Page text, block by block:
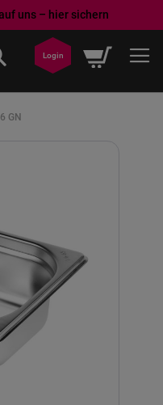
uns – hier sichern
Mein
Login
GN